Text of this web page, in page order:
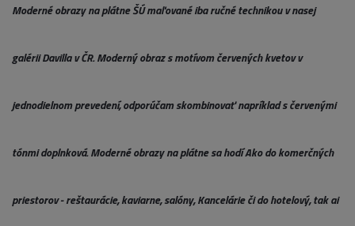
Moderné obrazy na plátne ŠÚ maľované iba ručné technikou v nasej
galérii Davilla v ČR. Moderný obraz s motívom červených kvetov v
jednodielnom prevedení, odporúčam skombinovať napríklad s červenými
tónmi doplnková. Moderné obrazy na plátne sa hodí Ako do komerčných
priestorov - reštaurácie, kaviarne, salóny, Kancelárie či do hotelový, tak ai